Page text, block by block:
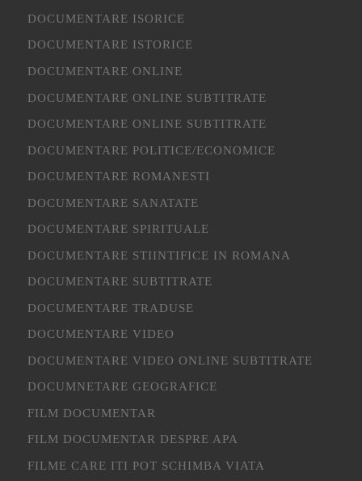
DOCUMENTARE ISORICE
DOCUMENTARE ISTORICE
DOCUMENTARE ONLINE
DOCUMENTARE ONLINE SUBTITRATE
DOCUMENTARE ONLINE SUBTITRATE
DOCUMENTARE POLITICE/ECONOMICE
DOCUMENTARE ROMANESTI
DOCUMENTARE SANATATE
DOCUMENTARE SPIRITUALE
DOCUMENTARE STIINTIFICE IN ROMANA
DOCUMENTARE SUBTITRATE
DOCUMENTARE TRADUSE
DOCUMENTARE VIDEO
DOCUMENTARE VIDEO ONLINE SUBTITRATE
DOCUMNETARE GEOGRAFICE
FILM DOCUMENTAR
FILM DOCUMENTAR DESPRE APA
FILME CARE ITI POT SCHIMBA VIATA